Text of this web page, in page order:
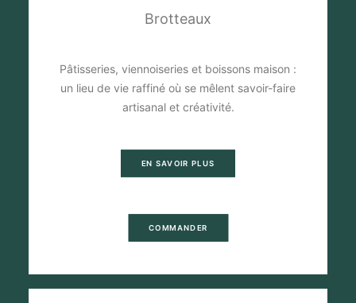
Brotteaux
Pâtisseries, viennoiseries et boissons maison :
un lieu de vie raffiné où se mêlent savoir-faire
artisanal et créativité.
EN SAVOIR PLUS
COMMANDER